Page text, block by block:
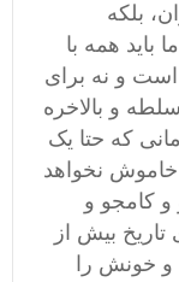
بلکه
باید همه با
است و نه برای
و بالاخره
که حتا یک
خاموش نخواهد
کامجو و
بیش از
و خونش را